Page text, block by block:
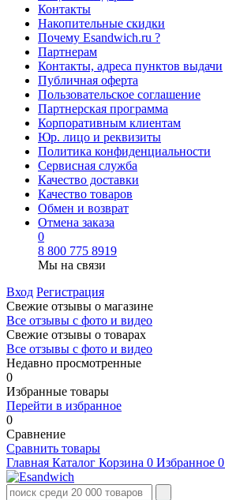
Контакты
Накопительные скидки
Почему Esandwich.ru ?
Партнерам
Контакты, адреса пунктов выдачи
Публичная оферта
Пользовательское соглашение
Партнерская программа
Корпоративным клиентам
Юр. лицо и реквизиты
Политика конфиденциальности
Сервисная служба
Качество доставки
Качество товаров
Обмен и возврат
Отмена заказа
0
8 800 775 8919
Мы на связи
Вход Регистрация
Свежие отзывы о магазине
Все отзывы с фото и видео
Свежие отзывы о товарах
Все отзывы c фото и видео
Недавно просмотренные
0
Избранные товары
Перейти в избранное
0
Сравнение
Сравнить товары
Главная Каталог Корзина 0 Избранное 0